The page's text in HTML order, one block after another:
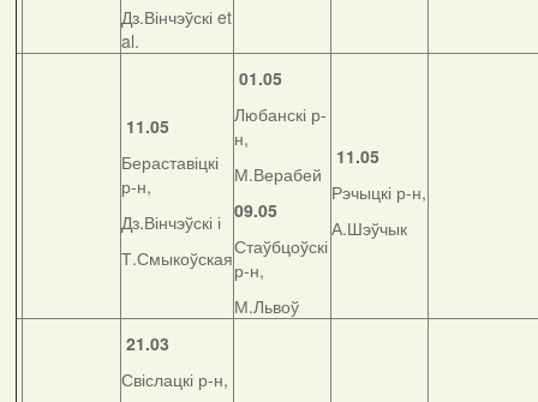
Дз.Вінчэўскі et
al.
11.05
Бераставіцкі
р-н,
Дз.Вінчэўскі і
Т.Смыкоўская
01.05
Любанскі р-
н,
М.Верабей
09.05
Стаўбцоўскі
р-н,
М.Львоў
11.05
Рэчыцкі р-н,
А.Шэўчык
21.03
Свіслацкі р-н,